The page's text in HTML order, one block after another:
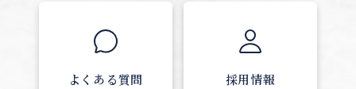
よくある質問 採用情報